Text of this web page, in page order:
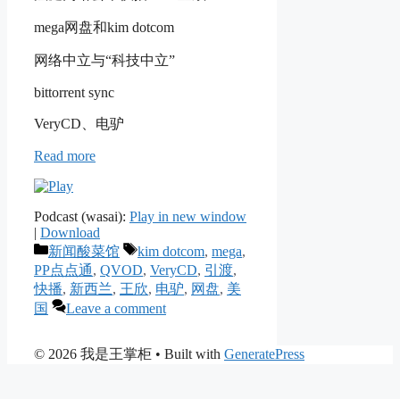
mega网盘和kim dotcom
网络中立与“科技中立”
bittorrent sync
VeryCD、电驴
Read more
Podcast (wasai): Play in new window
Download
Categories
新闻酸菜馆 Tags
kim dotcom, mega,
PP点点通, QVOD, VeryCD, 引渡,
快播, 新西兰, 王欣, 电驴, 网盘, 美
国
Leave a comment
© 2026 我是王掌柜 • Built with GeneratePress